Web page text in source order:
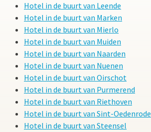
Hotel in de buurt van Leende
Hotel in de buurt van Marken
Hotel in de buurt van Mierlo
Hotel in de buurt van Muiden
Hotel in de buurt van Naarden
Hotel in de buurt van Nuenen
Hotel in de buurt van Oirschot
Hotel in de buurt van Purmerend
Hotel in de buurt van Riethoven
Hotel in de buurt van Sint-Oedenrode
Hotel in de buurt van Steensel